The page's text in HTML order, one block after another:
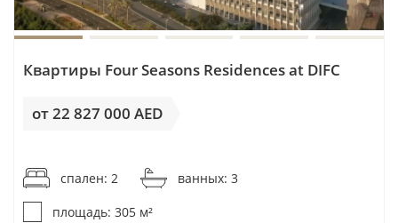
Квартиры Four Seasons Residences at DIFC
от 22 827 000 AED
спален: 2
ванных: 3
площадь: 305 м²